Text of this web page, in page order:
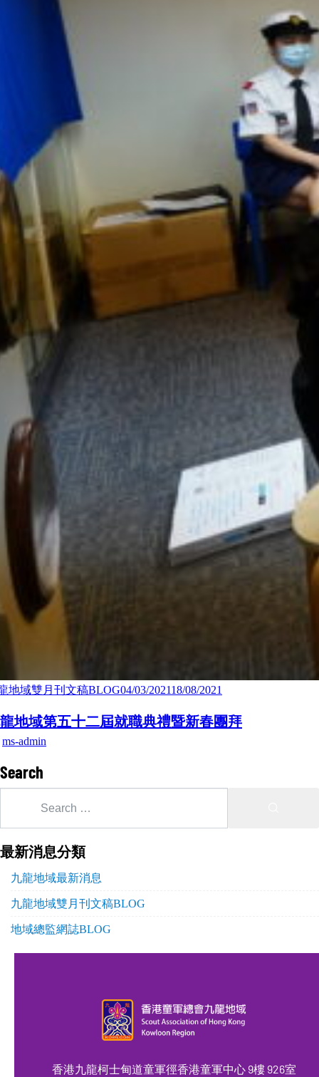
地域雙月刊文稿BLOG04/03/202118/08/2021
地域第五十二屆就職典禮暨新春團拜
ms-admin
Search
最新消息分類
九龍地域最新消息
九龍地域雙月刊文稿BLOG
地域總監網誌BLOG
香港九龍柯士甸道童軍徑香港童軍中心 9樓 926室